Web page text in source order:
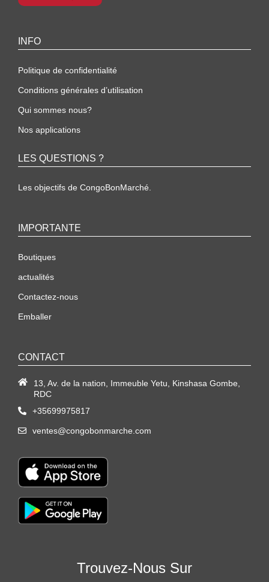
INFO
Politique de confidentialité
Conditions générales d’utilisation
Qui sommes nous?
Nos applications
LES QUESTIONS ?
Les objectifs de CongoBonMarché.
IMPORTANTE
Boutiques
actualités
Contactez-nous
Emballer
CONTACT
13, Av. de la nation, Immeuble Yetu, Kinshasa Gombe,
RDC
+35699975817
ventes@congobonmarche.com
Trouvez-Nous Sur